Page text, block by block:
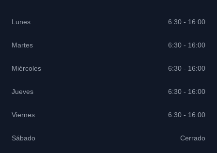
Lunes 6:30 - 16:00
Martes 6:30 - 16:00
Miércoles 6:30 - 16:00
Jueves 6:30 - 16:00
Viernes 6:30 - 16:00
Sábado Cerrado